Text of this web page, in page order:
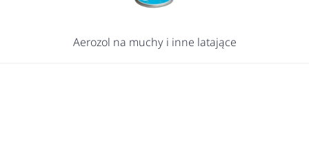
Aerozol na muchy i inne latające